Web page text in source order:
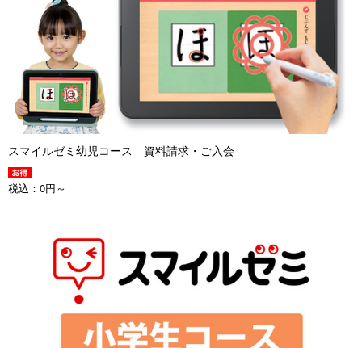
スマイルゼミ幼児コース 資料請求・ご入会
税込： 0円～